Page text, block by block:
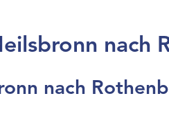
nach
nach